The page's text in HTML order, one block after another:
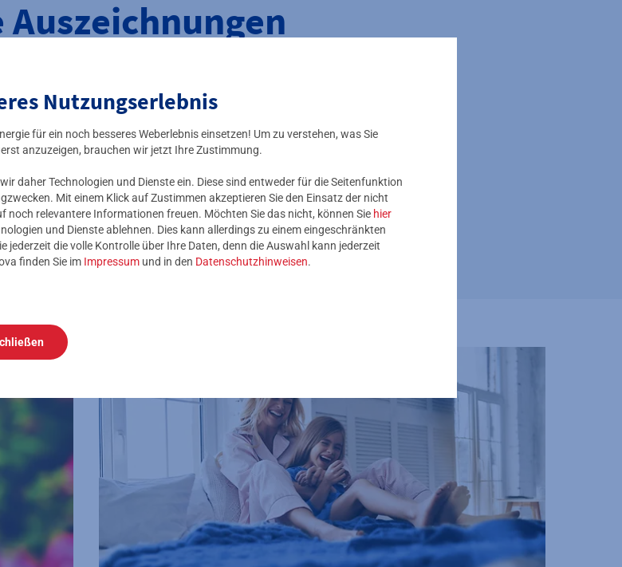
Nutzungserlebnis
für ein noch besseres Weberlebnis einsetzen! Um zu verstehen, was Sie
anzuzeigen, brauchen wir jetzt Ihre Zustimmung.
daher Technologien und Dienste ein. Diese sind entweder für die Seitenfunktion
Mit einem Klick auf Zustimmen akzeptieren Sie den Einsatz der nicht
relevantere Informationen freuen. Möchten Sie das nicht, können Sie hier
und Dienste ablehnen. Dies kann allerdings zu einem eingeschränkten
die volle Kontrolle über Ihre Daten, denn die Auswahl kann jederzeit
finden Sie im Impressum und in den Datenschutzhinweisen.
Auszeichnungen